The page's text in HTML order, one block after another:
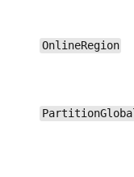
OnlineRegion